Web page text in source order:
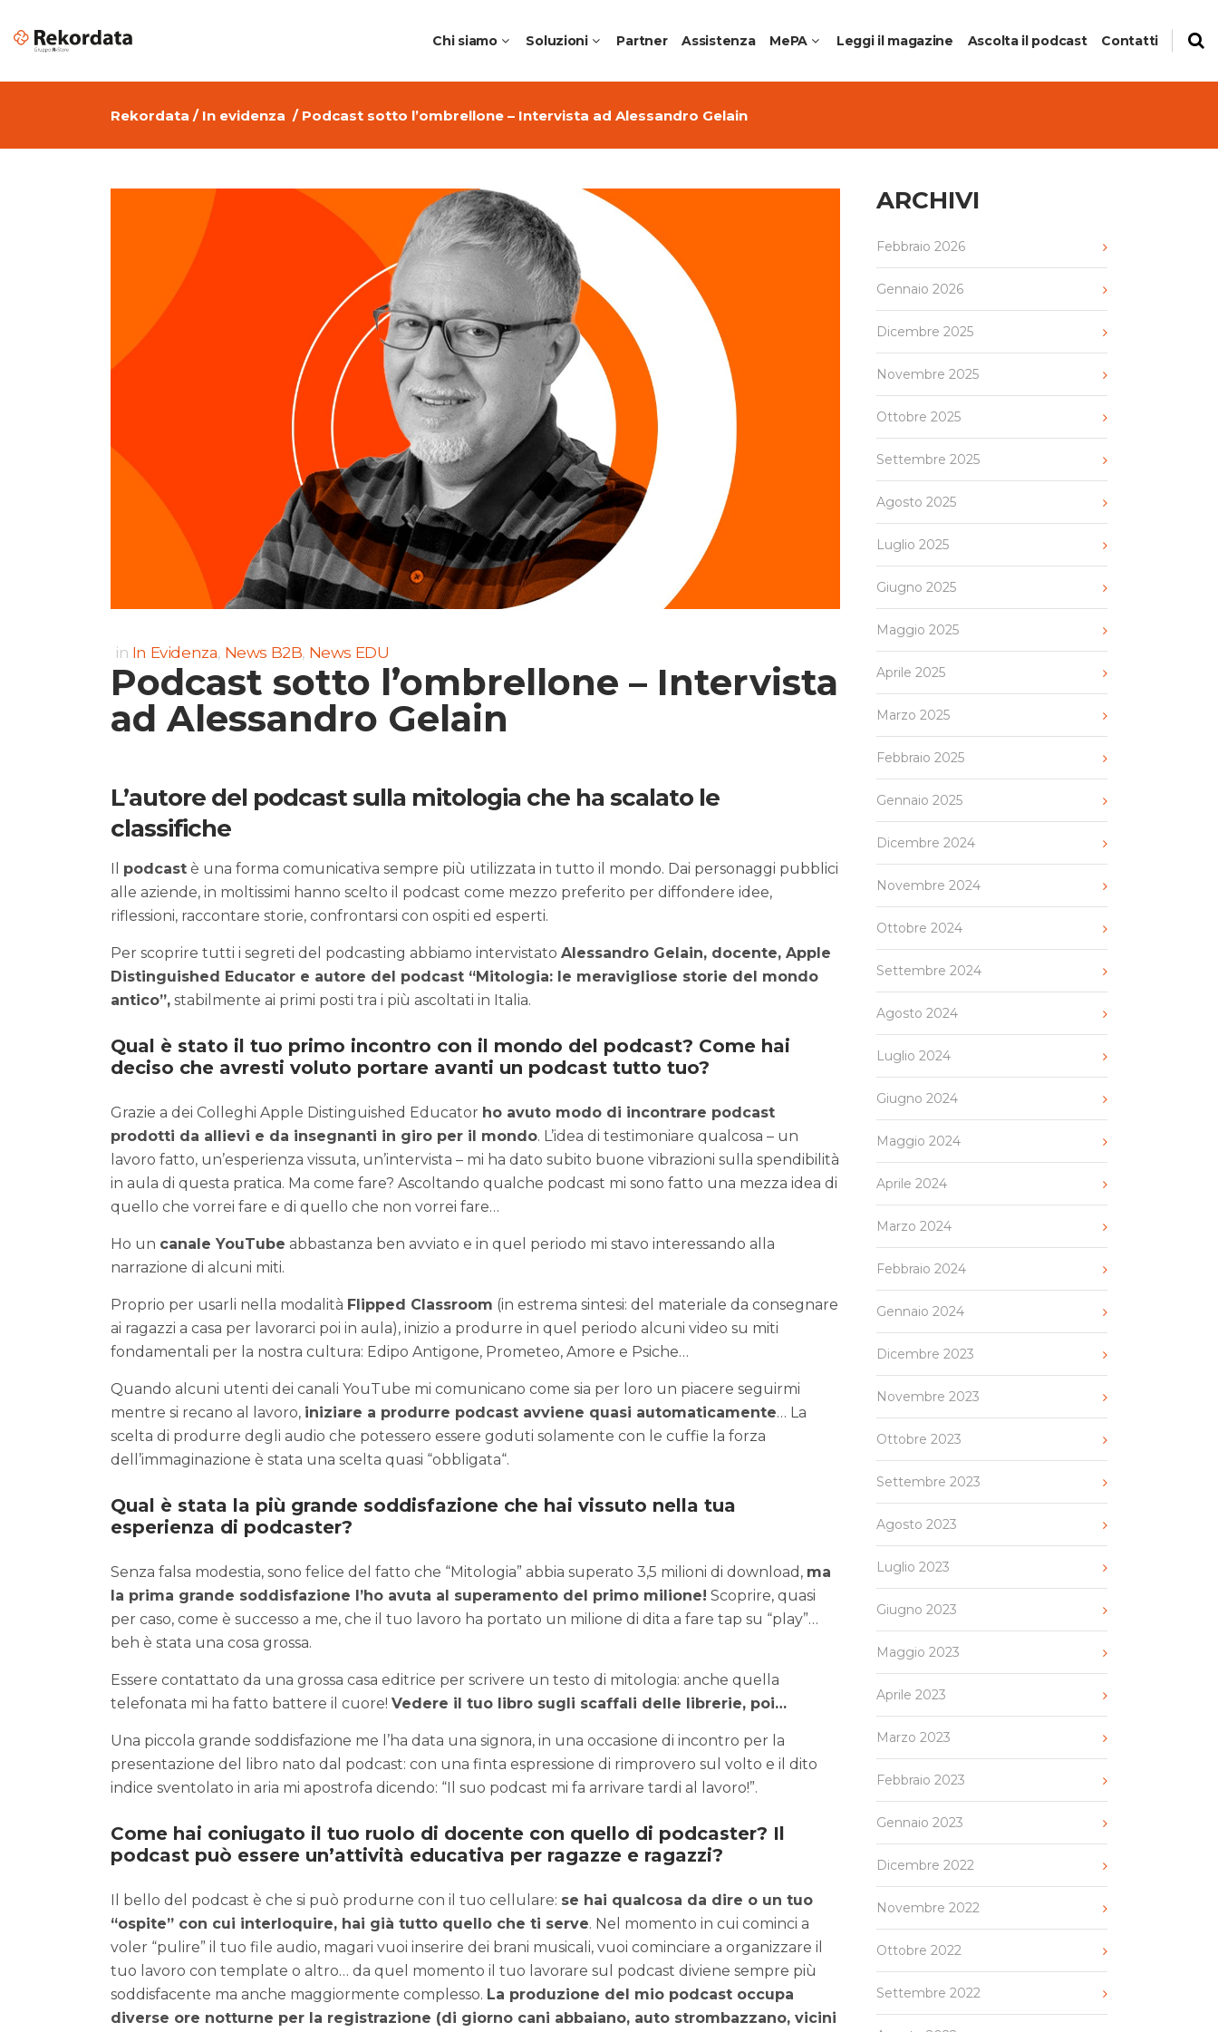
Chi siamo Soluzioni
Software di Grafica per Aziende
Cloud Services Provider per
Digital transformation
Color Matching per Aziende
Soluzioni Noleggio e DaaS
VR & AR
Laboratori Professionalizzanti del
Creative Schools
Jamf Education
Partner Assistenza MePA Leggi il magazine Ascolta il podcast Contatti
Rekordata / In evidenza / Podcast sotto l’ombrellone – Intervista ad Alessandro Gelain
in In Evidenza, News B2B, News EDU
Podcast sotto l’ombrellone – Intervista
ad Alessandro Gelain
L’autore del podcast sulla mitologia che ha scalato le
classifiche
podcast è una forma comunicativa sempre più utilizzata in tutto il mondo. Dai personaggi pubblici
alle aziende, in moltissimi hanno scelto il podcast come mezzo preferito per diffondere idee,
riflessioni, raccontare storie, confrontarsi con ospiti ed esperti.
Per scoprire tutti i segreti del podcasting abbiamo intervistato Alessandro Gelain, docente, Apple
Distinguished Educator e autore del podcast “Mitologia: le meravigliose storie del mondo
antico”, stabilmente ai primi posti tra i più ascoltati in Italia.
Qual è stato il tuo primo incontro con il mondo del podcast? Come hai
deciso che avresti voluto portare avanti un podcast tutto tuo?
Grazie a dei Colleghi Apple Distinguished Educator ho avuto modo di incontrare podcast
prodotti da allievi e da insegnanti in giro per il mondo. L’idea di testimoniare qualcosa – un
lavoro fatto, un’esperienza vissuta, un’intervista – mi ha dato subito buone vibrazioni sulla spendibilità
in aula di questa pratica. Ma come fare? Ascoltando qualche podcast mi sono fatto una mezza idea di
quello che vorrei fare e di quello che non vorrei fare…
Ho un canale YouTube abbastanza ben avviato e in quel periodo mi stavo interessando alla
narrazione di alcuni miti.
Proprio per usarli nella modalità Flipped Classroom (in estrema sintesi: del materiale da consegnare
ai ragazzi a casa per lavorarci poi in aula), inizio a produrre in quel periodo alcuni video su miti
fondamentali per la nostra cultura: Edipo Antigone, Prometeo, Amore e Psiche…
Quando alcuni utenti dei canali YouTube mi comunicano come sia per loro un piacere seguirmi
mentre si recano al lavoro, iniziare a produrre podcast avviene quasi automaticamente… La
scelta di produrre degli audio che potessero essere goduti solamente con le cuffie la forza
dell’immaginazione è stata una scelta quasi “obbligata“.
Qual è stata la più grande soddisfazione che hai vissuto nella tua
esperienza di podcaster?
Senza falsa modestia, sono felice del fatto che “Mitologia” abbia superato 3,5 milioni di download, ma
la prima grande soddisfazione l’ho avuta al superamento del primo milione! Scoprire, quasi
per caso, come è successo a me, che il tuo lavoro ha portato un milione di dita a fare tap su “play”…
beh è stata una cosa grossa.
Essere contattato da una grossa casa editrice per scrivere un testo di mitologia: anche quella
telefonata mi ha fatto battere il cuore! Vedere il tuo libro sugli scaffali delle librerie, poi…
Una piccola grande soddisfazione me l’ha data una signora, in una occasione di incontro per la
presentazione del libro nato dal podcast: con una finta espressione di rimprovero sul volto e il dito
indice sventolato in aria mi apostrofa dicendo: “Il suo podcast mi fa arrivare tardi al lavoro!”.
Come hai coniugato il tuo ruolo di docente con quello di podcaster? Il
podcast può essere un’attività educativa per ragazze e ragazzi?
Il bello del podcast è che si può produrne con il tuo cellulare: se hai qualcosa da dire o un tuo
“ospite” con cui interloquire, hai già tutto quello che ti serve. Nel momento in cui cominci a
voler “pulire” il tuo file audio, magari vuoi inserire dei brani musicali, vuoi cominciare a organizzare il
tuo lavoro con template o altro… da quel momento il tuo lavorare sul podcast diviene sempre più
soddisfacente ma anche maggiormente complesso. La produzione del mio podcast occupa
diverse ore notturne per la registrazione (di giorno cani abbaiano, auto strombazzano, vicini
ARCHIVI
Febbraio 2026
Gennaio 2026
Dicembre 2025
Novembre 2025
Ottobre 2025
Settembre 2025
Agosto 2025
Luglio 2025
Giugno 2025
Maggio 2025
Aprile 2025
Marzo 2025
Febbraio 2025
Gennaio 2025
Dicembre 2024
Novembre 2024
Ottobre 2024
Settembre 2024
Agosto 2024
Luglio 2024
Giugno 2024
Maggio 2024
Aprile 2024
Marzo 2024
Febbraio 2024
Gennaio 2024
Dicembre 2023
Novembre 2023
Ottobre 2023
Settembre 2023
Agosto 2023
Luglio 2023
Giugno 2023
Maggio 2023
Aprile 2023
Marzo 2023
Febbraio 2023
Gennaio 2023
Dicembre 2022
Novembre 2022
Ottobre 2022
Settembre 2022